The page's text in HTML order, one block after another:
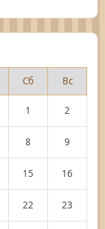
Сб Вс
1 2
8 9
15 16
22 23